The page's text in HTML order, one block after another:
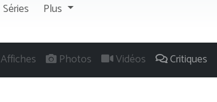
Séries Plus
Affiches Photos Vidéos Critiques